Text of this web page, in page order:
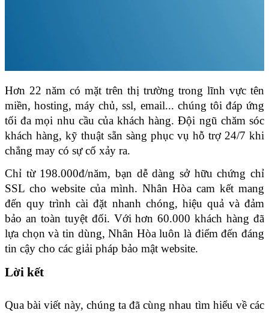
Hơn 22 năm có mặt trên thị trường trong lĩnh vực tên
miền, hosting, máy chủ, ssl, email... chúng tôi đáp ứng
tối đa mọi nhu cầu của khách hàng. Đội ngũ chăm sóc
khách hàng, kỹ thuật sẵn sàng phục vụ hỗ trợ 24/7 khi
chẳng may có sự cố xảy ra.
Chỉ từ 198.000đ/năm, bạn dễ dàng sở hữu chứng chỉ
SSL cho website của mình. Nhân Hòa cam kết mang
đến quy trình cài đặt nhanh chóng, hiệu quả và đảm
bảo an toàn tuyệt đối. Với hơn 60.000 khách hàng đã
lựa chọn và tin dùng, Nhân Hòa luôn là điểm đến đáng
tin cậy cho các giải pháp bảo mật website.
Lời kết
Qua bài viết này, chúng ta đã cùng nhau tìm hiểu về các